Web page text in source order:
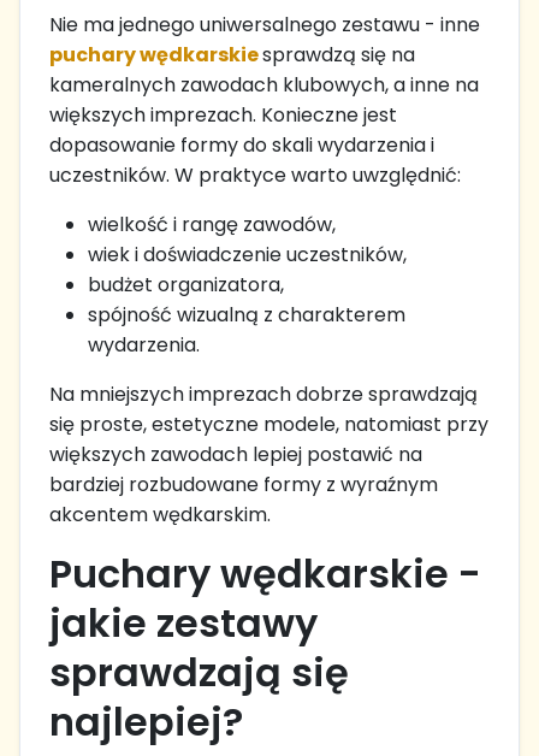
Nie ma jednego uniwersalnego zestawu - inne
puchary wędkarskiesprawdzą się na
kameralnych zawodach klubowych, a inne na
większych imprezach. Konieczne jest
dopasowanie formy do skali wydarzenia i
uczestników. W praktyce warto uwzględnić:
wielkość i rangę zawodów,
wiek i doświadczenie uczestników,
budżet organizatora,
spójność wizualną z charakterem
wydarzenia.
Na mniejszych imprezach dobrze sprawdzają
się proste, estetyczne modele, natomiast przy
większych zawodach lepiej postawić na
bardziej rozbudowane formy z wyraźnym
akcentem wędkarskim.
Puchary wędkarskie -
jakie zestawy
sprawdzają się
najlepiej?